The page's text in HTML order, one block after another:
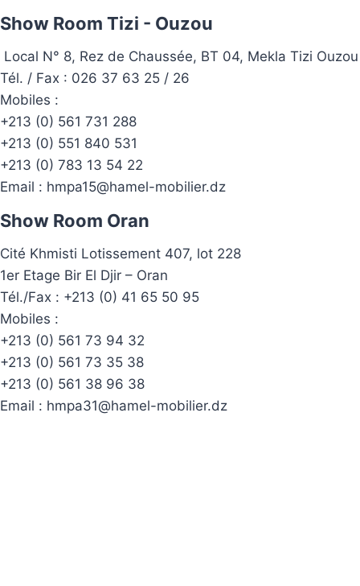
Show Room Tizi - Ouzou
Local N° 8, Rez de Chaussée, BT 04, Mekla Tizi Ouzou
Tél. / Fax : 026 37 63 25 / 26
Mobiles :
+213 (0) 561 731 288
+213 (0) 551 840 531
+213 (0) 783 13 54 22
Email : hmpa15@hamel-mobilier.dz
Show Room Oran
Cité Khmisti Lotissement 407, lot 228
1er Etage Bir El Djir – Oran
Tél./Fax : +213 (0) 41 65 50 95
Mobiles :
+213 (0) 561 73 94 32
+213 (0) 561 73 35 38
+213 (0) 561 38 96 38
Email : hmpa31@hamel-mobilier.dz